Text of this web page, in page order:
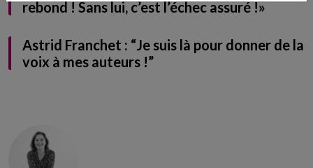
rebond ! Sans lui, c’est l’échec assuré !»
Astrid Franchet : “Je suis là pour donner de la
voix à mes auteurs !”